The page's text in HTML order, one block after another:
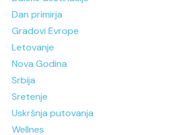
Dan primirja
Gradovi Evrope
Letovanje
Nova Godina
Srbija
Sretenje
Uskršnja putovanja
Wellnes